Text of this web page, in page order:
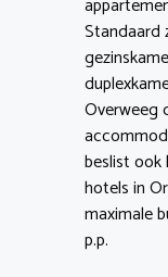
Standaard
Overweeg
beslist ook
hotels in
maximale
p.p.